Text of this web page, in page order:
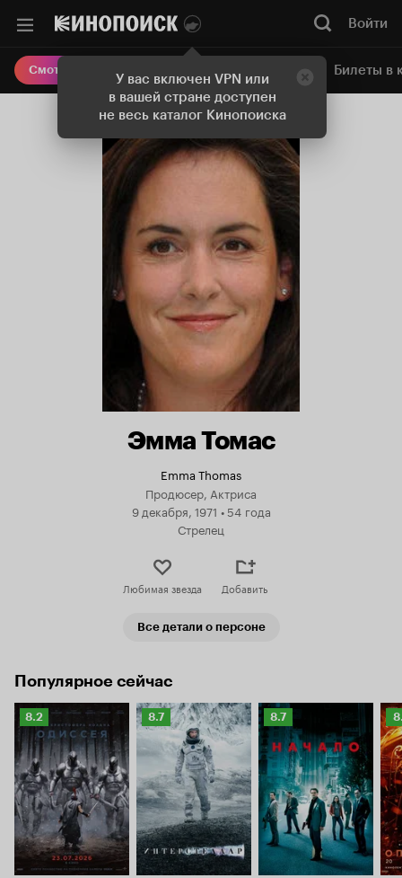
У вас включен VPN или
в вашей стране доступен
не весь каталог Кинопоиска
Войти
Смотреть кино Онлайн-кинотеатр Билеты в
Эмма Томас
Emma Thomas
Продюсер, Актриса
9 декабря, 1971 •54 года
Стрелец
Любимая звезда Добавить
Все детали о персоне
Популярное сейчас
Рейтинг
Кинопоиска
8.2
8.2
Рейтинг
Кинопоиска
8.7
8.7
Рейтинг
Кинопоиска
8.7
8.7